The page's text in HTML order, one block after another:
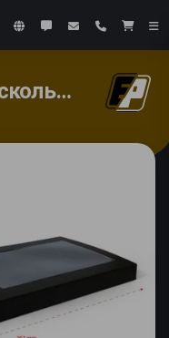
основанием